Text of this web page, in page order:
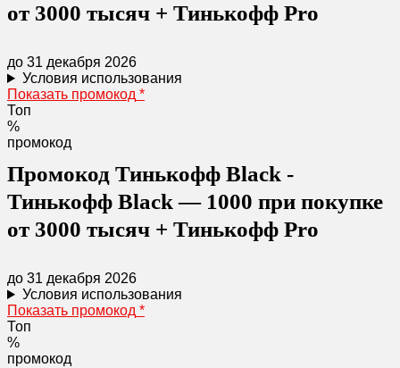
от 3000 тысяч + Тинькофф Pro
до 31 декабря 2026
Условия использования
Показать промокод *
Топ
%
промокод
Промокод Тинькофф Black -
Тинькофф Black — 1000 при покупке
от 3000 тысяч + Тинькофф Pro
до 31 декабря 2026
Условия использования
Показать промокод *
Топ
%
промокод